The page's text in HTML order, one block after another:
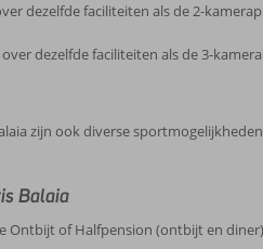
dezelfde faciliteiten als de 2-
dezelfde faciliteiten als de 3-
zijn ook diverse
Balaia
Ontbijt of Halfpension (ontbijt en